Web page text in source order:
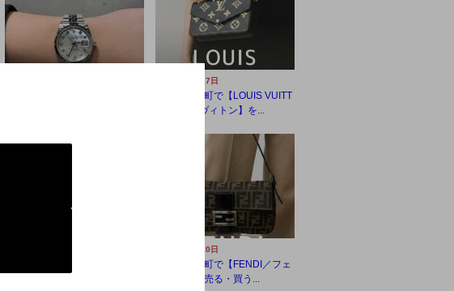
2026年07月17日
上野・御徒町で【LOUIS VUITT
ON／ルイヴィトン】を...
2026年07月10日
上野・御徒町で【FENDI／フェ
ンディ】を売る・買う...